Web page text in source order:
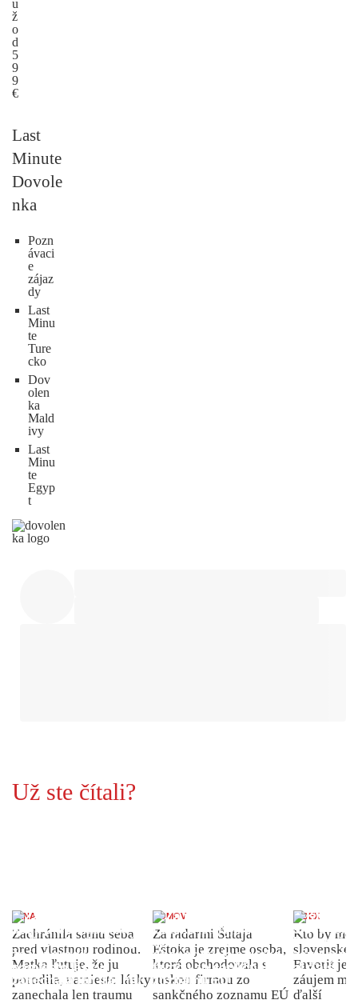
u
ž
o
d
5
9
9
€
Last
Minute
Dovole
nka
Pozn
ávaci
e
zájaz
dy
Last
Minu
te
Ture
cko
Dov
olen
ka
Mald
ivy
Last
Minu
te
Egyp
t
Už ste čítali?
ŽENA
Zachránila samu seba
pred vlastnou rodinou.
Matka ľutuje, že ju
porodila, namiesto lásky
zanechala len traumu
DOMOV
Za radarmi Šutaja
Eštoka je zrejme osoba,
ktorá obchodovala s
ruskou firmou zo
sankčného zoznamu EÚ
INDEX
Kto by
slovenské
Favorit je
záujem
ďalší